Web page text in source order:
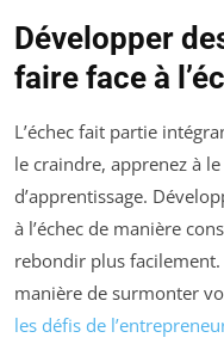
Développer
faire face à
L’échec fait partie
le craindre, apprenez à
d’apprentissage.
à l’échec de manière
rebondir plus
manière de surmonter
les défis de